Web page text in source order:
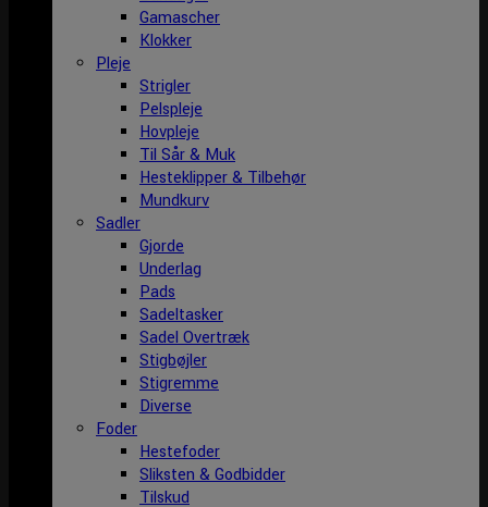
Gamascher
Klokker
Pleje
Strigler
Pelspleje
Hovpleje
Til Sår & Muk
Hesteklipper & Tilbehør
Mundkurv
Sadler
Gjorde
Underlag
Pads
Sadeltasker
Sadel Overtræk
Stigbøjler
Stigremme
Diverse
Foder
Hestefoder
Sliksten & Godbidder
Tilskud